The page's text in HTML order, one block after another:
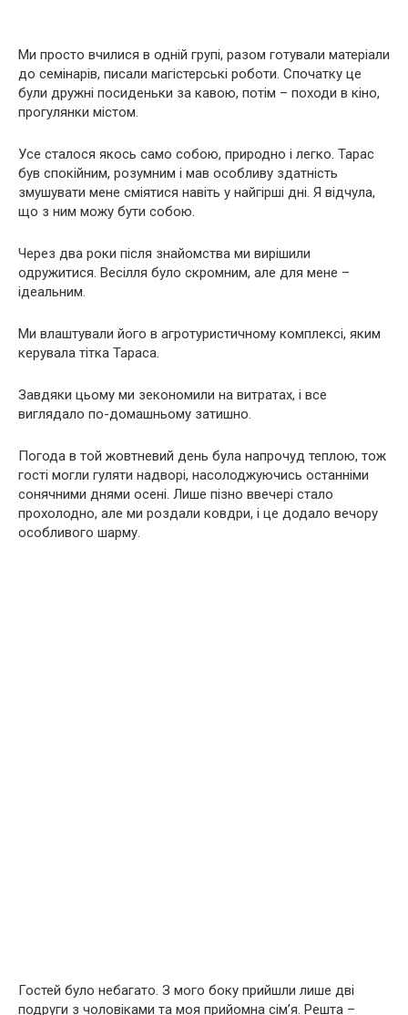
Ми просто вчилися в одній групі, разом готували матеріали
до семінарів, писали магістерські роботи. Спочатку це
були дружні посиденьки за кавою, потім – походи в кіно,
прогулянки містом.
Усе сталося якось само собою, природно і легко. Тарас
був спокійним, розумним і мав особливу здатність
змушувати мене сміятися навіть у найгірші дні. Я відчула,
що з ним можу бути собою.
Через два роки після знайомства ми вирішили
одружитися. Весілля було скромним, але для мене –
ідеальним.
Ми влаштували його в агротуристичному комплексі, яким
керувала тітка Тараса.
Завдяки цьому ми зекономили на витратах, і все
виглядало по-домашньому затишно.
Погода в той жовтневий день була напрочуд теплою, тож
гості могли гуляти надворі, насолоджуючись останніми
сонячними днями осені. Лише пізно ввечері стало
прохолодно, але ми роздали ковдри, і це додало вечору
особливого шарму.
Гостей було небагато. З мого боку прийшли лише дві
подруги з чоловіками та моя прийомна сім’я. Решта –